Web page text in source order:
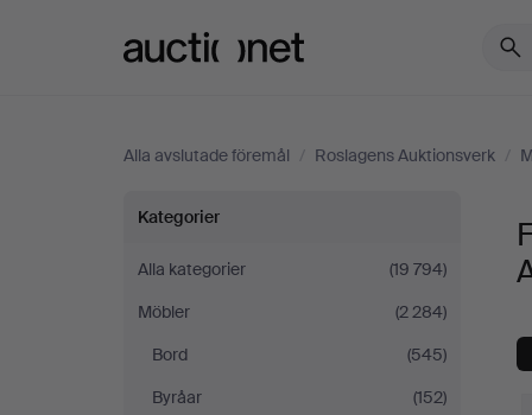
Alla avslutade föremål / Roslagens Auktionsverk /
Fåtöljer
&
Stolar
på
Kategorier
Alla kategorier
(19 794)
Möbler
(2 284)
Bord
(545)
Byråar
(152)